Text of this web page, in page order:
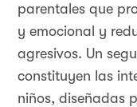
parentales que
y emocional y
agresivos. Un
constituyen las
niños, diseñadas